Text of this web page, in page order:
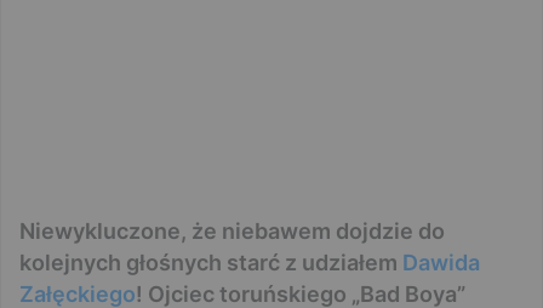
Niewykluczone, że niebawem dojdzie do
kolejnych głośnych starć z udziałem Dawida
Załęckiego! Ojciec toruńskiego „Bad Boya”